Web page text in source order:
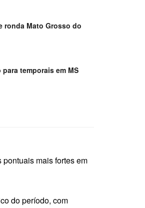
ronda Mato Grosso do
temporais em MS
mais fortes em
do período, com